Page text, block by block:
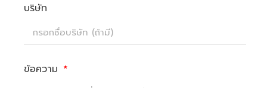
บริษัท
ข้อความ